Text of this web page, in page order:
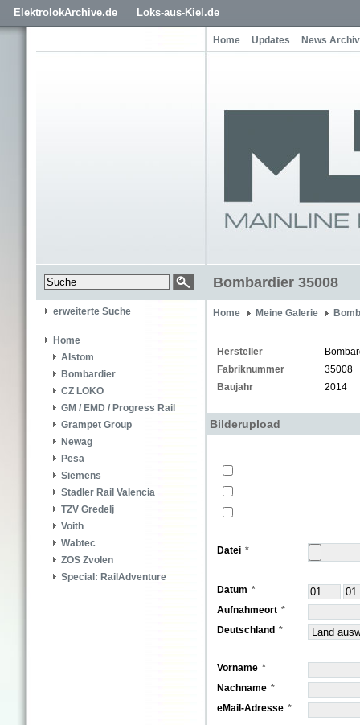
ElektrolokArchive.de Loks-aus-Kiel.de
Home Updates News Archiv
Bombardier 35008
erweiterte Suche
Home
Alstom
Bombardier
CZ LOKO
GM / EMD / Progress Rail
Grampet Group
Newag
Pesa
Siemens
Stadler Rail Valencia
TZV Gredelj
Voith
Wabtec
ZOS Zvolen
Special: RailAdventure
Home Meine Galerie
Hersteller
Fabriknummer
35008
Baujahr
2014
Bilderupload
Datei
Datum
Aufnahmeort
Deutschland
Vorname
Nachname
eMail-Adresse